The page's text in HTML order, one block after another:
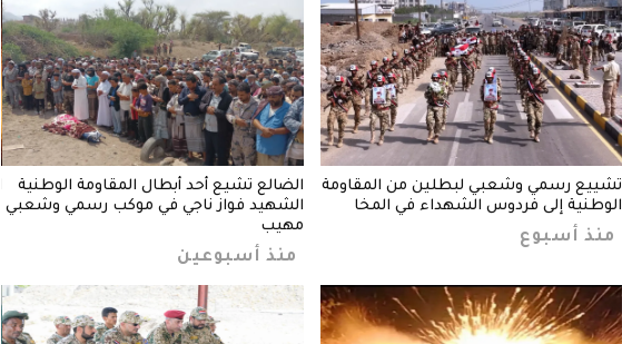
تشييع رسمي وشعبي لبطلين من المقاومة
الوطنية إلى فردوس الشهداء في المخا
منذ أسبوع
الضالع تشيع أحد أبطال المقاومة الوطنية
الشهيد فواز ناجي في موكب رسمي وشعبي
مهيب
منذ أسبوعين